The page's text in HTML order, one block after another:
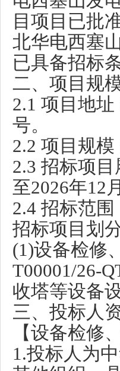
目 项目已批
北华电西塞
已具备招标
二、项目规
2.1 项目地
号。
2.2 项目规
2.3 招标项
至2026年12
2.4 招标范围
招标项目划
(1)设备检修
T00001/26-
收塔等设备
三、投标人
【设备检修
1.投标人为